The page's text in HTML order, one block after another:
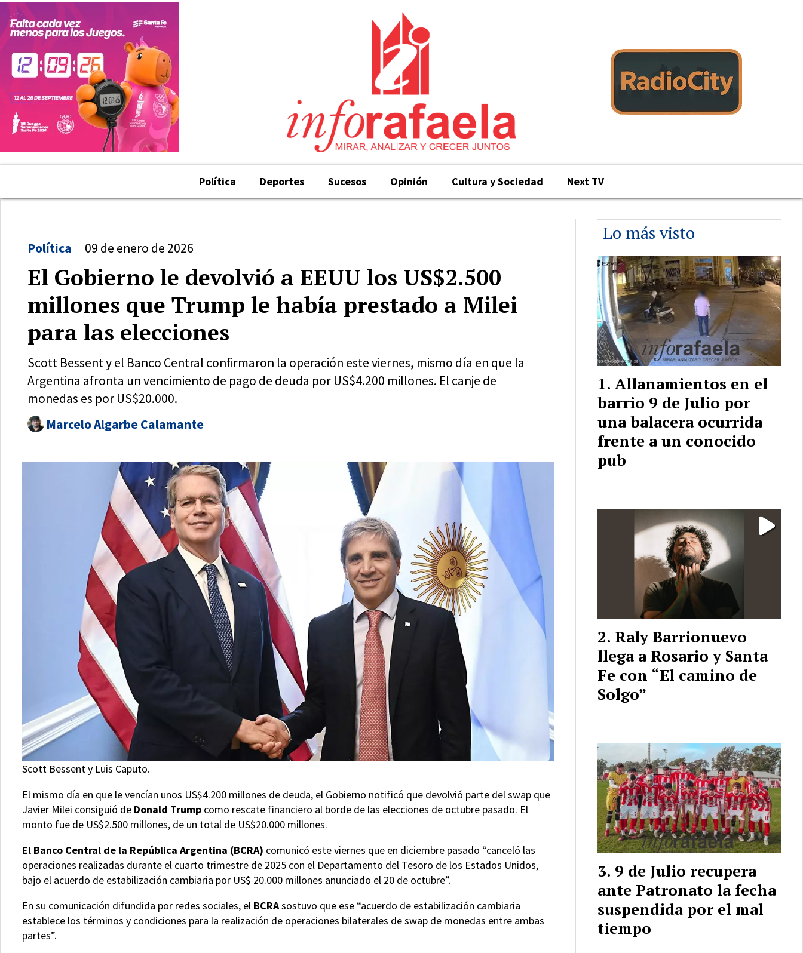
Política Deportes Sucesos Opinión Cultura y Sociedad Next TV
El Gobierno le devolvió a EEUU los US$2.500
millones que Trump le había prestado a Milei
para las elecciones
Scott Bessent y el Banco Central confirmaron la operación este viernes, mismo día en que la
Argentina afronta un vencimiento de pago de deuda por US$4.200 millones. El canje de
monedas es por US$20.000.
Política 09 de enero de 2026
Marcelo Algarbe Calamante
Scott Bessent y Luis Caputo.
El mismo día en que le vencían unos US$4.200 millones de deuda, el Gobierno notificó que devolvió parte del swap que
Javier Milei consiguió de Donald Trump como rescate financiero al borde de las elecciones de octubre pasado. El
monto fue de US$2.500 millones, de un total de US$20.000 millones.
El Banco Central de la República Argentina (BCRA) comunicó este viernes que en diciembre pasado “canceló las
operaciones realizadas durante el cuarto trimestre de 2025 con el Departamento del Tesoro de los Estados Unidos,
bajo el acuerdo de estabilización cambiaria por US$ 20.000 millones anunciado el 20 de octubre”.
En su comunicación difundida por redes sociales, el BCRAsostuvo que ese “acuerdo de estabilización cambiaria
establece los términos y condiciones para la realización de operaciones bilaterales de swap de monedas entre ambas
partes”.
Lo más visto
Allanamientos en el
barrio 9 de Julio por
una balacera ocurrida
frente a un conocido
pub
Raly Barrionuevo
llega a Rosario y Santa
Fe con “El camino de
Solgo”
9 de Julio recupera
ante Patronato la fecha
suspendida por el mal
tiempo